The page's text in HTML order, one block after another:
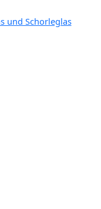
und Schorleglas